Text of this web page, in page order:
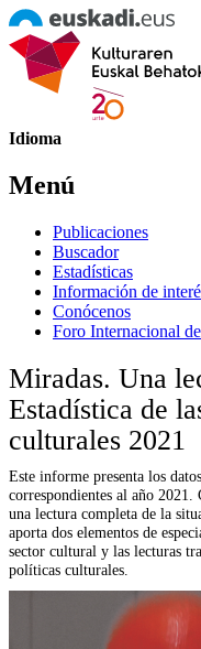
Idioma
Menú
Publicaciones
Buscador
Estadísticas
Información de
Conócenos
Foro Internacional
Miradas. Una
Estadística de
culturales 2021
Este informe presenta los
correspondientes al año
una lectura completa de la
aporta dos elementos de
sector cultural y las lecturas
políticas culturales.